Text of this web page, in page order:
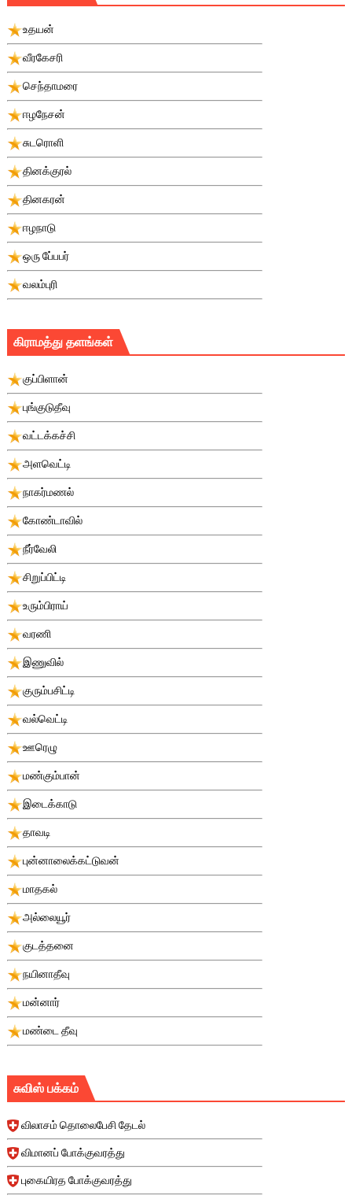
உதயன்
வீரகேசரி
செந்தாமரை
ஈழநேசன்
சுடரொளி
தினக்குரல்
தினகரன்
ஈழநாடு
ஒரு பே்பபர்
வலம்புரி
கிராமத்து தளங்கள்
குப்பிளான்
புங்குடுதீவு
வட்டக்கச்சி
அளவெட்டி
நாகர்மணல்
கோண்டாவில்
நீர்வேலி
சிறுப்பிட்டி
உரும்பிராய்
வரணி
இணுவில்
குரும்பசிட்டி
வல்வெட்டி
ஊரெழு
மண்கும்பான்
இடைக்காடு
தாவடி
புன்னாலைக்கட்டுவன்
மாதகல்
அல்லையூர்
குடத்தனை
நயினாதீவு
மன்னார்
மண்டை தீவு
சுவிஸ் பக்கம்
விலாசம் தொலைபேசி தேடல்
விமானப் போக்குவரத்து
புகையிரத போக்குவரத்து